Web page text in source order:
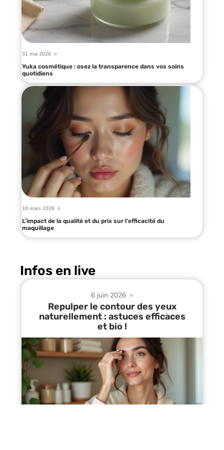
31 mai 2026
Yuka cosmétique : osez la transparence dans vos soins
quotidiens
10 mars 2026
L’impact de la qualité et du prix sur l’efficacité du
maquillage
Infos en live
6 juin 2026
Repulper le contour des yeux
naturellement : astuces efficaces
et bio !